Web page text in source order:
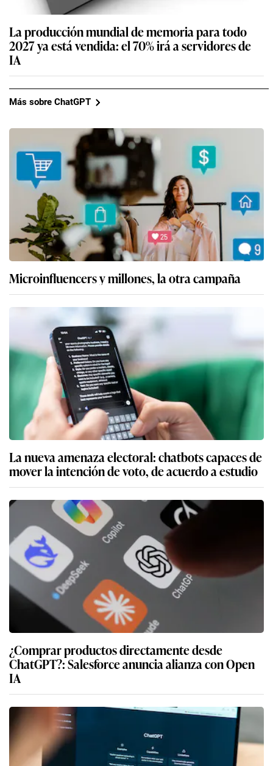
La producción mundial de memoria para todo
2027 ya está vendida: el 70% irá a servidores de
IA
Más sobre ChatGPT
Microinfluencers y millones, la otra campaña
La nueva amenaza electoral: chatbots capaces de
mover la intención de voto, de acuerdo a estudio
¿Comprar productos directamente desde
ChatGPT?: Salesforce anuncia alianza con Open
IA